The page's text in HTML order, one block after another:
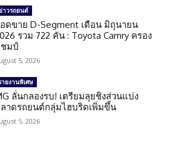
าวรถยนต์
ดขาย D-Segment เดือน มิถุนายน
รวม 722 คัน : Toyota Camry ครอง
มป์
5, 2026
ายงานพิเศษ
ลั่นกลองรบ! เตรียมลุยชิงส่วนแบ่ง
าดรถยนต์กลุ่มไฮบริดเพิ่มขึ้น
5, 2026